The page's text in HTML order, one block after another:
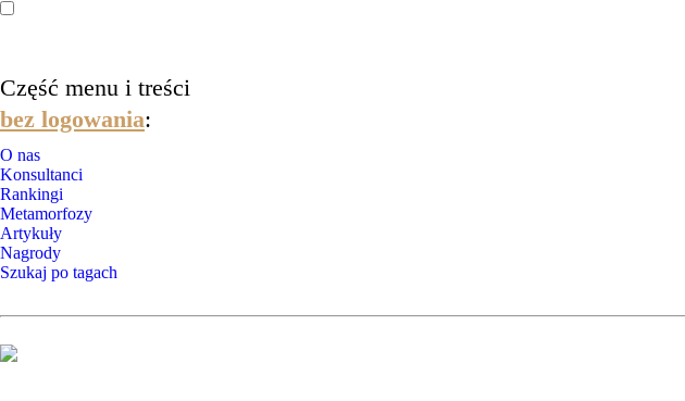
Część menu i treści
bez logowania:
O nas
Konsultanci
Rankingi
Metamorfozy
Artykuły
Nagrody
Szukaj po tagach